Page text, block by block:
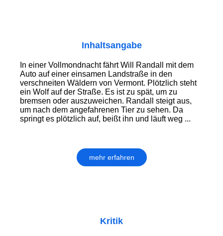
Inhaltsangabe
In einer Vollmondnacht fährt Will Randall mit dem
Auto auf einer einsamen Landstraße in den
verschneiten Wäldern von Vermont. Plötzlich steht
ein Wolf auf der Straße. Es ist zu spät, um zu
bremsen oder auszuweichen. Randall steigt aus,
um nach dem angefahrenen Tier zu sehen. Da
springt es plötzlich auf, beißt ihn und läuft weg ...
mehr erfahren
Kritik